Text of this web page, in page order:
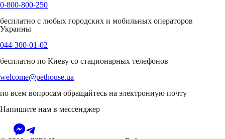
0-800-800-250
бесплатно с любых городских и мобильных операторов
Украины
044-300-01-02
бесплатно по Киеву со стационарных телефонов
welcome@pethouse.ua
по всем вопросам обращайтесь на электронную почту
Напишите нам в мессенджер